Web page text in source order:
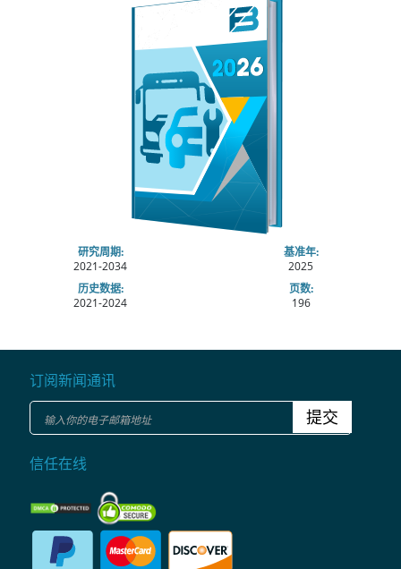
研究周期:
2021-2034
基准年:
2025
历史数据:
2021-2024
页数:
196
订阅新闻通讯
提交
信任在线